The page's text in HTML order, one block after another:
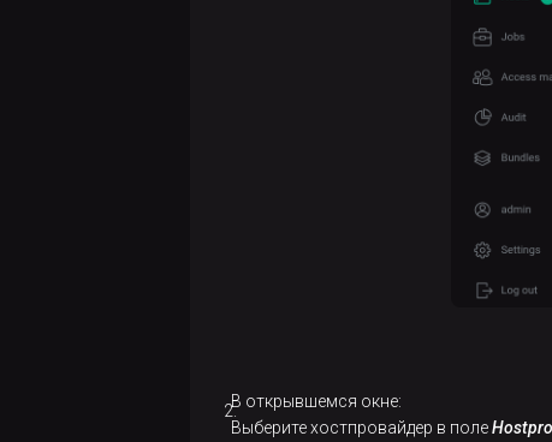
В открывшемся окне:
Выберите хостпровайдер в поле